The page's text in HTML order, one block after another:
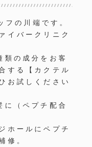
フの川端です。
イバークリニク
類の成分をお客
する【カクテル
お試しください
（ペプチ配合
ホールにペプチ
修。